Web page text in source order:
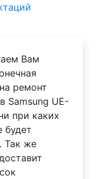
Вам
ремонт
Samsung UE-
при каких
будет
Так же